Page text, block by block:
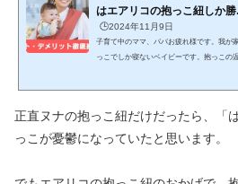
はエアリコの抱っこ紐しか勝
🕒️2024年11月9日
子育て中のママ、パパお疲れ様です。我が
っこでしか寝ないベイビーです。抱っこの
解消してくれたのがエアリコの「魔法の抱
きから毎日使っている便利すぎる抱っこ紐
正直ヌナの抱っこ紐だけだったら、「
っこが憂鬱になっていたと思います。